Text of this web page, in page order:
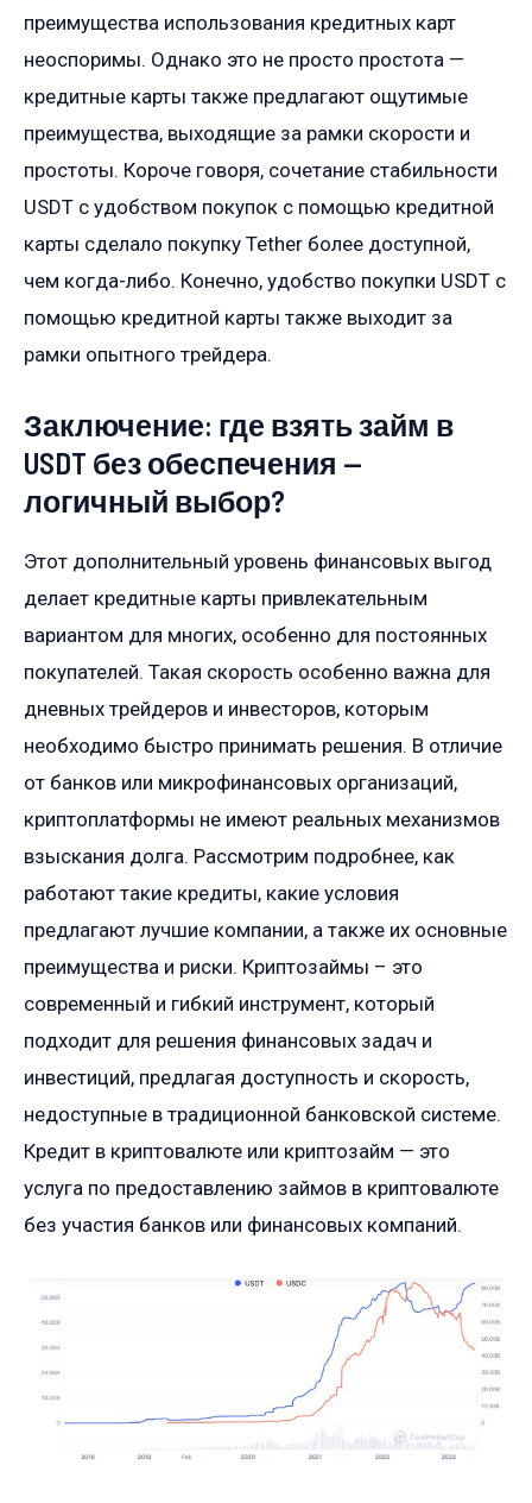
преимущества использования кредитных карт
неоспоримы. Однако это не просто простота —
кредитные карты также предлагают ощутимые
преимущества, выходящие за рамки скорости и
простоты. Короче говоря, сочетание стабильности
USDT с удобством покупок с помощью кредитной
карты сделало покупку Tether более доступной,
чем когда-либо. Конечно, удобство покупки USDT с
помощью кредитной карты также выходит за
рамки опытного трейдера.
Заключение: где взять займ в
USDT без обеспечения —
логичный выбор?
Этот дополнительный уровень финансовых выгод
делает кредитные карты привлекательным
вариантом для многих, особенно для постоянных
покупателей. Такая скорость особенно важна для
дневных трейдеров и инвесторов, которым
необходимо быстро принимать решения. В отличие
от банков или микрофинансовых организаций,
криптоплатформы не имеют реальных механизмов
взыскания долга. Рассмотрим подробнее, как
работают такие кредиты, какие условия
предлагают лучшие компании, а также их основные
преимущества и риски. Криптозаймы – это
современный и гибкий инструмент, который
подходит для решения финансовых задач и
инвестиций, предлагая доступность и скорость,
недоступные в традиционной банковской системе.
Кредит в криптовалюте или криптозайм — это
услуга по предоставлению займов в криптовалюте
без участия банков или финансовых компаний.